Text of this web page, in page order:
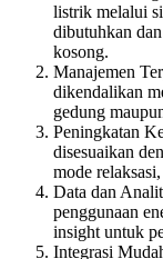
listrik melalui
dibutuhkan
kosong.
Manajemen
dikendalikan
gedung
Peningkatan
disesuaikan
mode
Data dan
penggunaan
insight untuk
Integrasi